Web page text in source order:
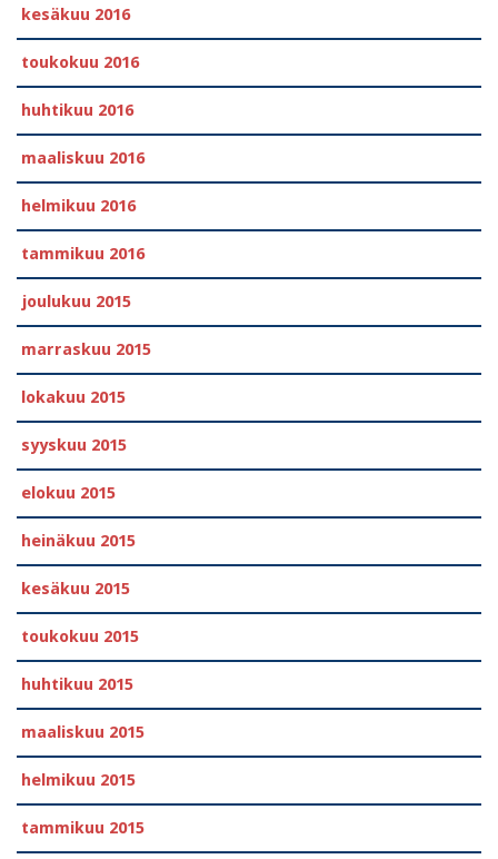
kesäkuu 2016
toukokuu 2016
huhtikuu 2016
maaliskuu 2016
helmikuu 2016
tammikuu 2016
joulukuu 2015
marraskuu 2015
lokakuu 2015
syyskuu 2015
elokuu 2015
heinäkuu 2015
kesäkuu 2015
toukokuu 2015
huhtikuu 2015
maaliskuu 2015
helmikuu 2015
tammikuu 2015